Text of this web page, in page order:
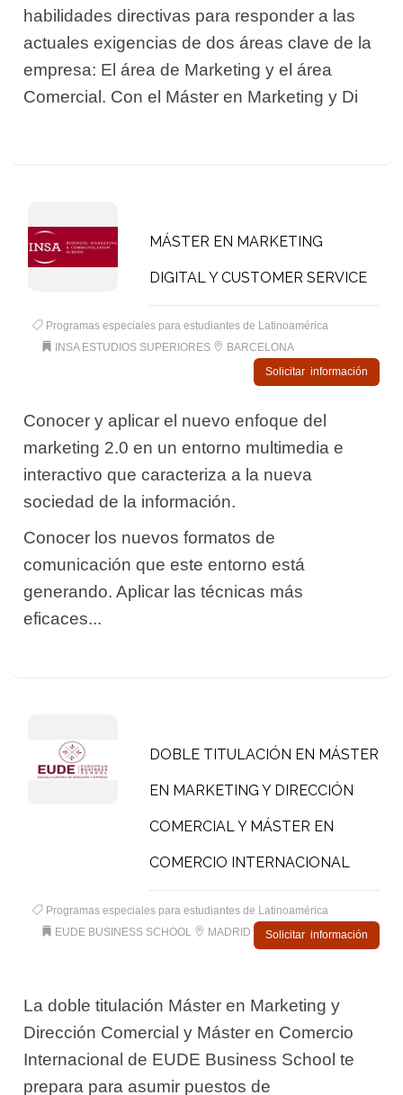
habilidades directivas para responder a las
actuales exigencias de dos áreas clave de la
empresa: El área de Marketing y el área
Comercial. Con el Máster en Marketing y Di
MÁSTER EN MARKETING
DIGITAL Y CUSTOMER SERVICE
Programas especiales para estudiantes de Latinoamérica
INSA ESTUDIOS SUPERIORES
BARCELONA
Solicitar información
Conocer y aplicar el nuevo enfoque del
marketing 2.0 en un entorno multimedia e
interactivo que caracteriza a la nueva
sociedad de la información.
Conocer los nuevos formatos de
comunicación que este entorno está
generando. Aplicar las técnicas más
eficaces...
DOBLE TITULACIÓN EN MÁSTER
EN MARKETING Y DIRECCIÓN
COMERCIAL Y MÁSTER EN
COMERCIO INTERNACIONAL
Programas especiales para estudiantes de Latinoamérica
EUDE BUSINESS SCHOOL
MADRID Solicitar información
La doble titulación Máster en Marketing y
Dirección Comercial y Máster en Comercio
Internacional de EUDE Business School te
prepara para asumir puestos de